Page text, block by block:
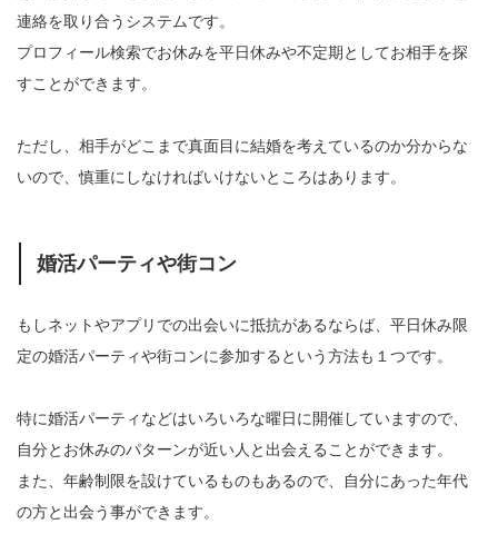
連絡を取り合うシステムです。
プロフィール検索でお休みを平日休みや不定期としてお相手を探
すことができます。
ただし、相手がどこまで真面目に結婚を考えているのか分からな
いので、慎重にしなければいけないところはあります。
婚活パーティや街コン
もしネットやアプリでの出会いに抵抗があるならば、平日休み限
定の婚活パーティや街コンに参加するという方法も１つです。
特に婚活パーティなどはいろいろな曜日に開催していますので、
自分とお休みのパターンが近い人と出会えることができます。
また、年齢制限を設けているものもあるので、自分にあった年代
の方と出会う事ができます。